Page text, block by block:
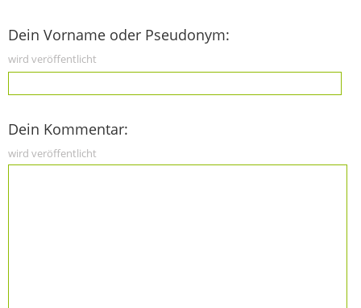
Dein Vorname oder Pseudonym:
wird veröffentlicht
Dein Kommentar:
wird veröffentlicht